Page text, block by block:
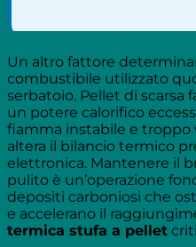
Un altro fattore
combustibile utilizzato
serbatoio. Pellet di scarsa
un potere calorifico
fiamma instabile e troppo
altera il bilancio termico
elettronica. Mantenere il
pulito è un’operazione
depositi carboniosi che
e accelerano il
termica stufa a pellet